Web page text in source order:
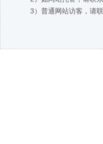
3）普通网站访客，请